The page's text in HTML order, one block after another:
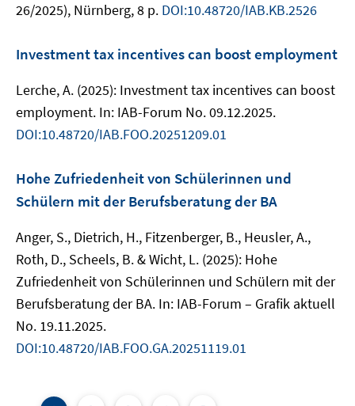
26/2025), Nürnberg, 8 p. DOI:10.48720/IAB.KB.2526
Investment tax incentives can boost employment
Lerche, A. (2025): Investment tax incentives can boost
employment. In: IAB-Forum No. 09.12.2025.
DOI:10.48720/IAB.FOO.20251209.01
Hohe Zufriedenheit von Schülerinnen und
Schülern mit der Berufsberatung der BA
Anger, S., Dietrich, H., Fitzenberger, B., Heusler, A.,
Roth, D., Scheels, B. & Wicht, L. (2025): Hohe
Zufriedenheit von Schülerinnen und Schülern mit der
Berufsberatung der BA. In: IAB-Forum – Grafik aktuell
No. 19.11.2025.
DOI:10.48720/IAB.FOO.GA.20251119.01